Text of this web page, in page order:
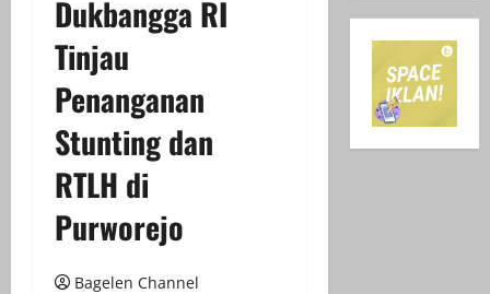
Dukbangga RI
Tinjau
Penanganan
Stunting dan
RTLH di
Purworejo
Bagelen Channel